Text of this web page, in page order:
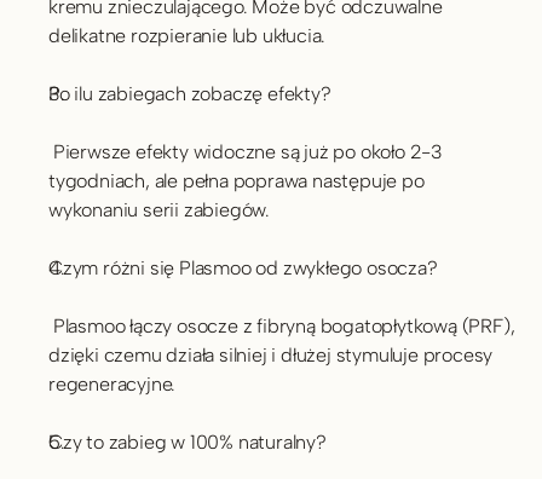
kremu znieczulającego. Może być odczuwalne
delikatne rozpieranie lub ukłucia.
Po ilu zabiegach zobaczę efekty?
tygodniach, ale pełna poprawa następuje po
wykonaniu serii zabiegów.
Czym różni się Plasmoo od zwykłego osocza?
dzięki czemu działa silniej i dłużej stymuluje procesy
regeneracyjne.
Czy to zabieg w 100% naturalny?